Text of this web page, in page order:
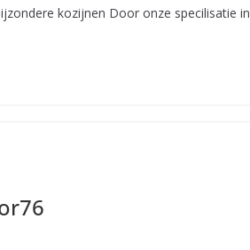
kozijnen Door onze specilisatie in